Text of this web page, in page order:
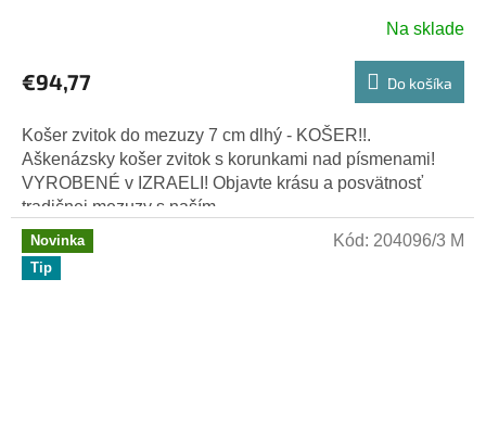
Na sklade
€94,77 Do košíka
Košer zvitok do mezuzy 7 cm dlhý - KOŠER!!.
Aškenázsky košer zvitok s korunkami nad písmenami!
VYROBENÉ v IZRAELI! Objavte krásu a posvätnosť
tradičnej mezuzy s naším...
Novinka
Tip
Kód: 204096/3 M